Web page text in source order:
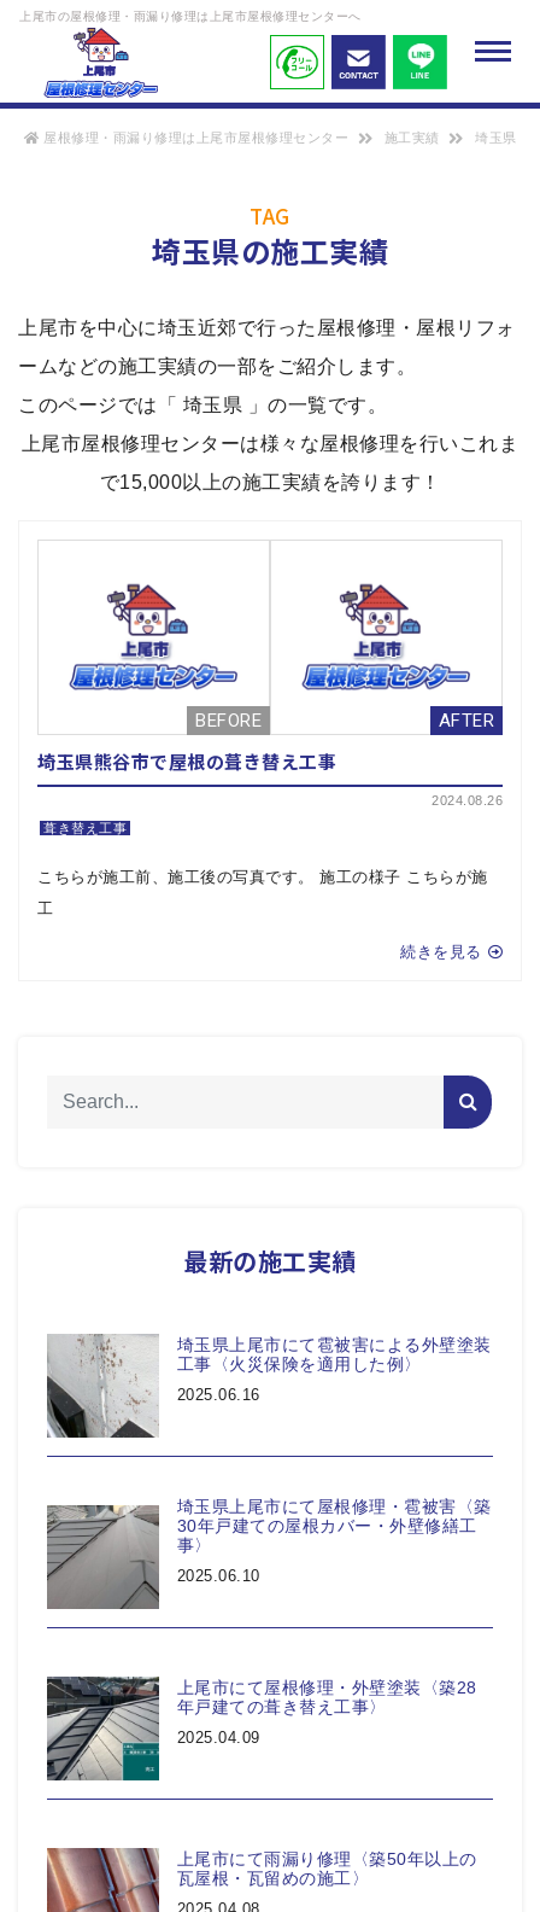
上尾市の屋根修理・雨漏り修理は上尾市屋根修理センターへ
屋根修理・雨漏り修理は上尾市屋根修理センター 施工実績 埼玉県
TAG
埼玉県の施工実績
上尾市を中心に埼玉近郊で行った屋根修理・屋根リフォ
ームなどの施工実績の一部をご紹介します。
このページでは「 埼玉県 」の一覧です。
上尾市屋根修理センターは様々な屋根修理を行いこれま
で15,000以上の施工実績を誇ります！
埼玉県熊谷市で屋根の葺き替え工事
2024.08.26
葺き替え工事
こちらが施工前、施工後の写真です。 施工の様子 こちらが施
工
続きを見る
最新の施工実績
埼玉県上尾市にて雹被害による外壁塗装
工事〈火災保険を適用した例〉
2025.06.16
埼玉県上尾市にて屋根修理・雹被害〈築
30年戸建ての屋根カバー・外壁修繕工
事〉
2025.06.10
上尾市にて屋根修理・外壁塗装〈築28
年戸建ての葺き替え工事〉
2025.04.09
上尾市にて雨漏り修理〈築50年以上の
瓦屋根・瓦留めの施工〉